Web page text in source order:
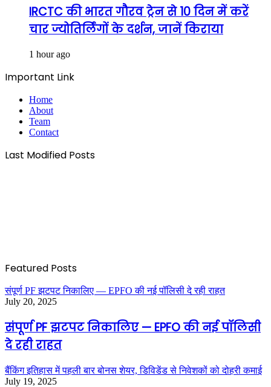
IRCTC की भारत गौरव ट्रेन से 10 दिन में करें
चार ज्योतिर्लिंगों के दर्शन, जानें किराया
1 hour ago
Important Link
Home
About
Team
Contact
Last Modified Posts
Featured Posts
संपूर्ण PF झटपट निकालिए — EPFO की नई पॉलिसी दे रही राहत
July 20, 2025
संपूर्ण PF झटपट निकालिए — EPFO की नई पॉलिसी
दे रही राहत
बैंकिंग इतिहास में पहली बार बोनस शेयर, डिविडेंड से निवेशकों को दोहरी कमाई
July 19, 2025